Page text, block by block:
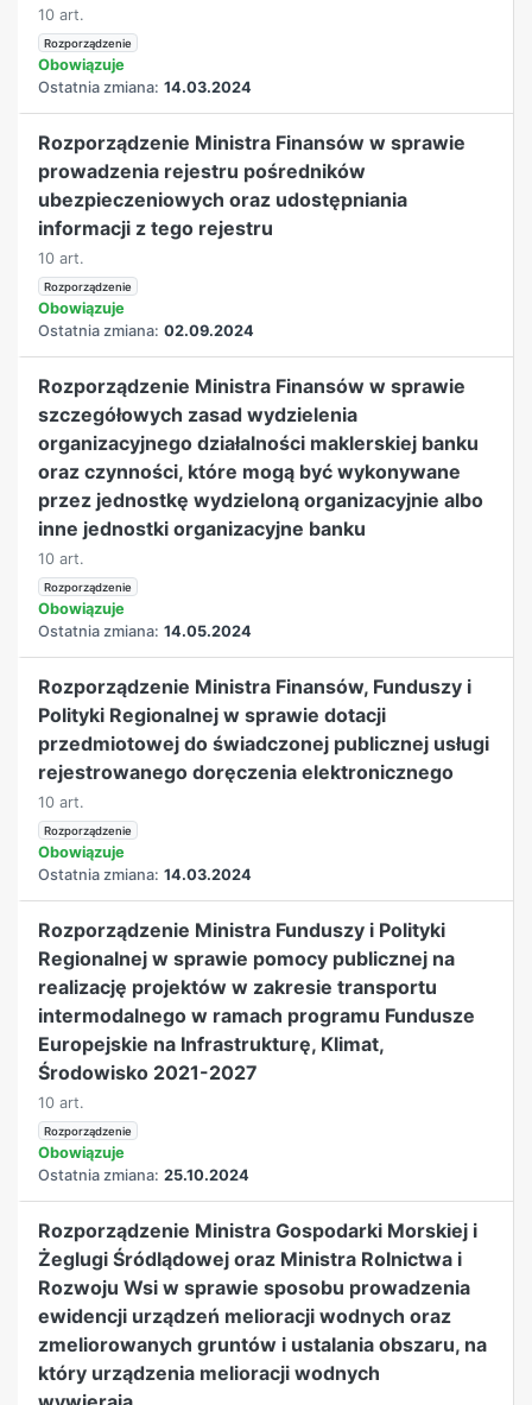
10 art.
Rozporządzenie
Obowiązuje
Ostatnia zmiana: 14.03.2024
Rozporządzenie Ministra Finansów w sprawie
prowadzenia rejestru pośredników
ubezpieczeniowych oraz udostępniania
informacji z tego rejestru
10 art.
Rozporządzenie
Obowiązuje
Ostatnia zmiana: 02.09.2024
Rozporządzenie Ministra Finansów w sprawie
szczegółowych zasad wydzielenia
organizacyjnego działalności maklerskiej banku
oraz czynności, które mogą być wykonywane
przez jednostkę wydzieloną organizacyjnie albo
inne jednostki organizacyjne banku
10 art.
Rozporządzenie
Obowiązuje
Ostatnia zmiana: 14.05.2024
Rozporządzenie Ministra Finansów, Funduszy i
Polityki Regionalnej w sprawie dotacji
przedmiotowej do świadczonej publicznej usługi
rejestrowanego doręczenia elektronicznego
10 art.
Rozporządzenie
Obowiązuje
Ostatnia zmiana: 14.03.2024
Rozporządzenie Ministra Funduszy i Polityki
Regionalnej w sprawie pomocy publicznej na
realizację projektów w zakresie transportu
intermodalnego w ramach programu Fundusze
Europejskie na Infrastrukturę, Klimat,
Środowisko 2021-2027
10 art.
Rozporządzenie
Obowiązuje
Ostatnia zmiana: 25.10.2024
Rozporządzenie Ministra Gospodarki Morskiej i
Żeglugi Śródlądowej oraz Ministra Rolnictwa i
Rozwoju Wsi w sprawie sposobu prowadzenia
ewidencji urządzeń melioracji wodnych oraz
zmeliorowanych gruntów i ustalania obszaru, na
który urządzenia melioracji wodnych